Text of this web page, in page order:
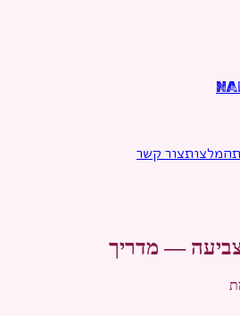
המלצותצור קשר
— מדריך